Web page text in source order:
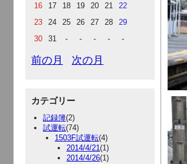
16
17 18 19 20 21
22
23
24 25 26 27 28
29
30
31 - - - - -
前の月 次の月
カテゴリー
記録簿(2)
試運転(74)
1503F試運転(4)
2014/4/21(1)
2014/4/26(1)